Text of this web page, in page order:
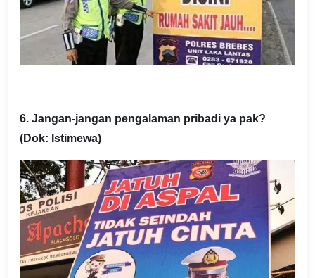
6. Jangan-jangan pengalaman pribadi ya pak?
(Dok: Istimewa)